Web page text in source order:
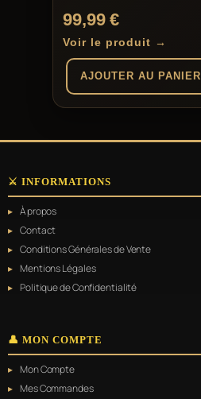
99,99€
Voir le produit →
AJOUTER AU PANIER
⚔️ INFORMATIONS
À propos
Contact
Conditions Générales de Vente
Mentions Légales
Politique de Confidentialité
👤 MON COMPTE
Mon Compte
Mes Commandes